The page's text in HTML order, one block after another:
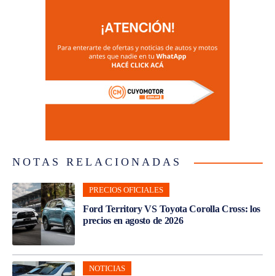
NOTAS RELACIONADAS
PRECIOS OFICIALES
Ford Territory VS Toyota Corolla Cross: los
precios en agosto de 2026
NOTICIAS